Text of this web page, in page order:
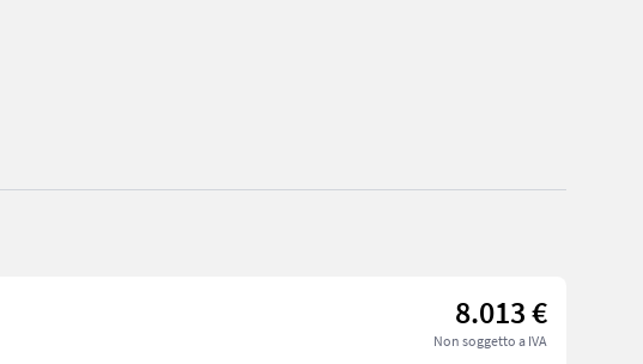
8.013 €
Non soggetto a IVA